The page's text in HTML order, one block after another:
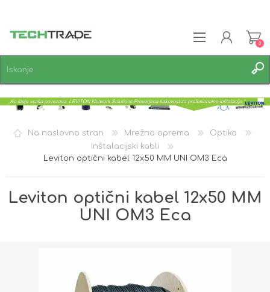
PRIJAVA
0
Na naslovno stran Mrežna oprema
Optika
Inštalacijski kabli
Leviton optični kabel 12x50 MM UNI OM3 Eca
Leviton optični kabel 12x50 MM
UNI OM3 Eca